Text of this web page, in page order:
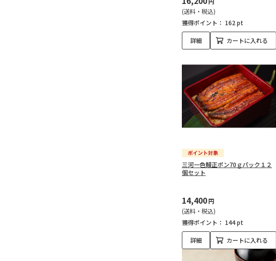
(送料・税込)
獲得ポイント： 162 pt
詳細 カートに入れる
三河一色鰻正ポン70ｇパック１２
個セット
14,400円
(送料・税込)
獲得ポイント： 144 pt
詳細 カートに入れる